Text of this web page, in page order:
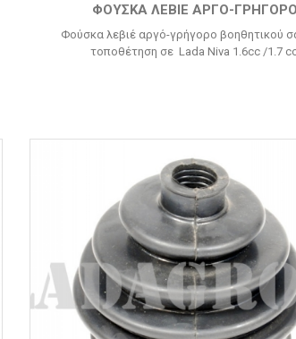
ΦΟΎΣΚΑ ΛΕΒΙΈ ΑΡΓΌ-ΓΡΉΓΟΡΟ
Φούσκα λεβιέ αργό-γρήγορο βοηθητικού
τοποθέτηση σε Lada Niva 1.6cc /1.7